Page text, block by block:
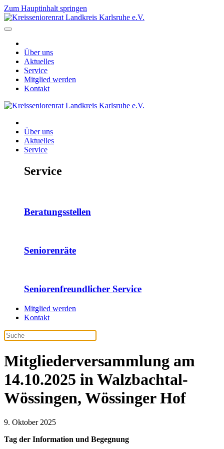
Zum Hauptinhalt springen
Über uns
Aktuelles
Service
Mitglied werden
Kontakt
Über uns
Aktuelles
Service
Service
Beratungsstellen
Seniorenräte
Seniorenfreundlicher Service
Mitglied werden
Kontakt
Mitgliederversammlung am
14.10.2025 in Walzbachtal-
Wössingen, Wössinger Hof
9. Oktober 2025
Tag der Information und Begegnung